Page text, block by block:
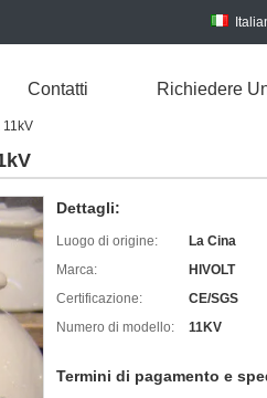
Contatti Richiedere
Dettagli:
Luogo di origine:
La Cina
Marca:
HIVOLT
Certificazione:
CE/SGS
Numero di modello:
11KV
Termini di pagamento e